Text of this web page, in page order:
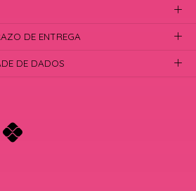
DE ENTREGA
DE DADOS